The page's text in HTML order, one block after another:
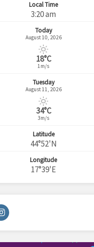
Local Time
3:20 am
Today
August 10, 2026
18°C
1m/s
Tuesday
August 11, 2026
34°C
3m/s
Latitude
44°52'N
Longitude
17°39'E